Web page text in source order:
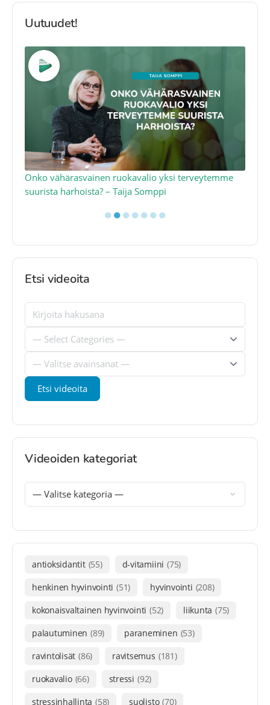
Uutuudet!
Onko vähärasvainen ruokavalio yksi terveytemme
suurista harhoista? – Taija Somppi
●●●●●●●
Etsi videoita
Videoiden kategoriat
antioksidantit (55) d-vitamiini (75)
henkinen hyvinvointi (51) hyvinvointi (208)
kokonaisvaltainen hyvinvointi (52) liikunta (75)
palautuminen (89) paraneminen (53)
ravintolisät (86) ravitsemus (181)
ruokavalio (66) stressi (92)
stressinhallinta (58) suolisto (70)